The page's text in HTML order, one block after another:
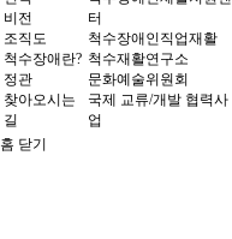
비전
조직도
척수장애란?
정관
찾아오시는
길
터
척수장애인직업재활
척수재활연구소
문화예술위원회
국제 교류/개발 협력사
업
홈 닫기